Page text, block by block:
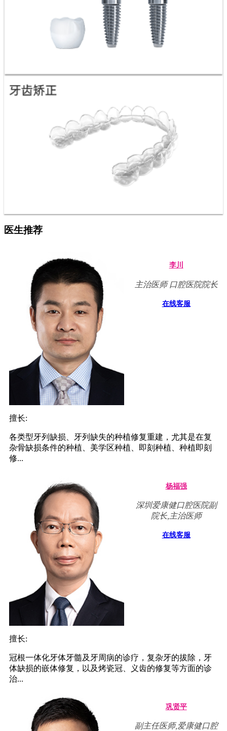
医生推荐
李川
主治医师 口腔医院院长
在线客服
擅长:
各类型牙列缺损、牙列缺失的种植修复重建，尤其是在复
杂骨缺损条件的种植、美学区种植、即刻种植、种植即刻
修...
杨福强
深圳爱康健口腔医院副
院长,主治医师
在线客服
擅长:
冠根一体化牙体牙髓及牙周病的诊疗，复杂牙的拔除，牙
体缺损的嵌体修复，以及烤瓷冠、义齿的修复等方面的诊
治...
巩贤平
副主任医师,爱康健口腔